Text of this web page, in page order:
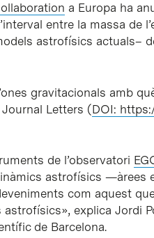
a Europa ha
entre la massa de
astrofísics actuals–
gravitacionals amb
Journal Letters (DOI:
de l’observatori
astrofísics —àrees
com aquest
explica Jordi
de Barcelona.